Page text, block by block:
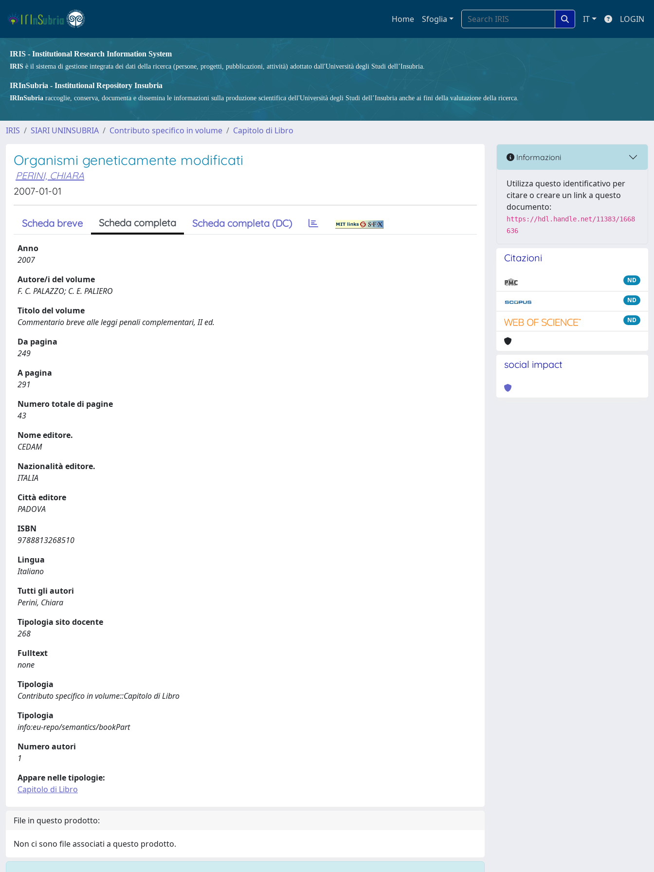
Home Sfoglia IT LOGIN
IRIS - Institutional Research Information System
IRIS è il sistema di gestione integrata dei dati della ricerca (persone, progetti, pubblicazioni, attività) adottato dall'Università degli Studi dell’Insubria.
IRInSubria - Institutional Repository Insubria
IRInSubria raccoglie, conserva, documenta e dissemina le informazioni sulla produzione scientifica dell'Università degli Studi dell’Insubria anche ai fini della valutazione della ricerca.
IRIS SIARI UNINSUBRIA Contributo specifico in volume Capitolo di Libro
Organismi geneticamente modificati
PERINI, CHIARA
2007-01-01
Scheda breve Scheda completa Scheda completa (DC)
Anno
2007
Autore/i del volume
F. C. PALAZZO; C. E. PALIERO
Titolo del volume
Commentario breve alle leggi penali complementari, II ed.
Da pagina
249
A pagina
291
Numero totale di pagine
43
Nome editore.
CEDAM
Nazionalità editore.
ITALIA
Città editore
PADOVA
ISBN
9788813268510
Lingua
Italiano
Tutti gli autori
Perini, Chiara
Tipologia sito docente
268
Fulltext
none
Tipologia
Contributo specifico in volume::Capitolo di Libro
Tipologia
info:eu-repo/semantics/bookPart
Numero autori
1
Appare nelle tipologie:
Capitolo di Libro
File in questo prodotto:
Non ci sono file associati a questo prodotto.
Informazioni
Utilizza questo identificativo per
citare o creare un link a questo
documento:
https://hdl.handle.net/11383/1668
636
Citazioni
ND
ND
ND
social impact